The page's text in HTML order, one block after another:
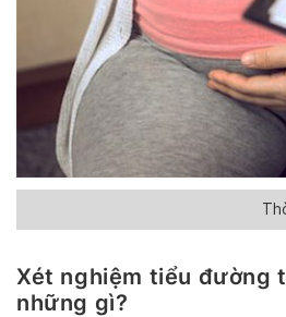
Xét nghiệm tiểu đường
những gì?